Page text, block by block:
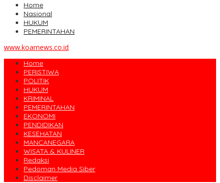
Home
Nasional
HUKUM
PEMERINTAHAN
www.koarnews.co.id
Home
PERISTIWA
POLITIK
HUKUM
KRIMINAL
PEMERINTAHAN
EKONOMI
PENDIDIKAN
KESEHATAN
MANCANEGARA
WISATA & KULINER
Redaksi
Pedoman Media Siber
Disclaimer